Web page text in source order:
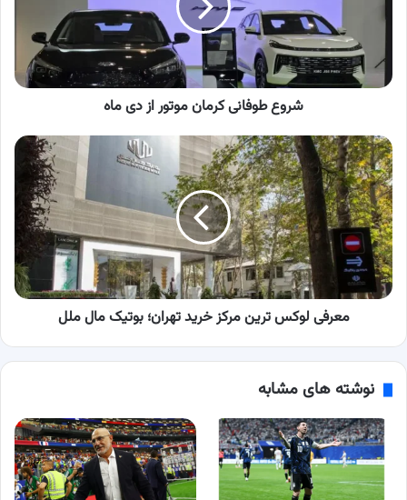
شروع طوفانی کرمان موتور از دی ماه
معرفی
لوکس
ترین
مرکز
خرید
تهران؛
بوتیک
مال
ملل
معرفی لوکس ترین مرکز خرید تهران؛ بوتیک مال ملل
نوشته های مشابه